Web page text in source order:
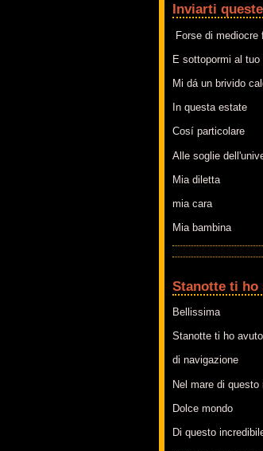
Inviarti
Forse di mediocre
E sottopormi al tuo
Mi dá un brivido
In questa estate
Cosí particolare
Alle soglie
Mia diletta
mia cara
Mia bambina
Stanotte ti ho
Bellissima
Stanotte ti ho
di navigazione
Nel mare di questo
Dolce mondo
Di questo